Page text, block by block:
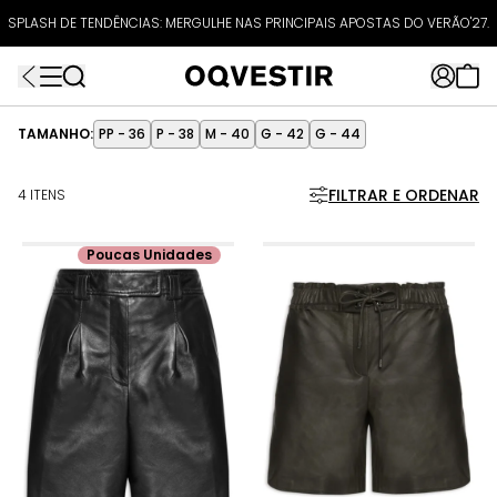
SPLASH DE TENDÊNCIAS: MERGULHE NAS PRINCIPAIS APOSTAS DO VERÃO'27.
ATÉ 80% OFF + 10% OFF EXTRA!
EXTRA10*
FRETEAPP
R$499*
TAMANHO: PP - 36 P - 38 M - 40 G - 42 G - 44
4 ITENS FILTRAR E ORDENAR
Poucas Unidades